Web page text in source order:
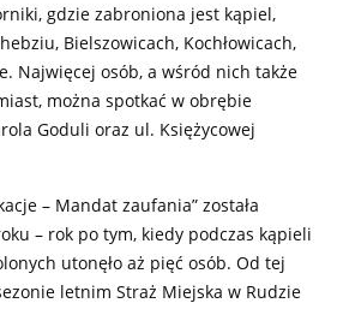
gdzie zabroniona jest kąpiel,
Bielszowicach, Kochłowicach,
Najwięcej osób, a wśród nich także
można spotkać w obrębie
Goduli oraz ul. Księżycowej
– Mandat zaufania” została
– rok po tym, kiedy podczas kąpieli
utonęło aż pięć osób. Od tej
letnim Straż Miejska w Rudzie